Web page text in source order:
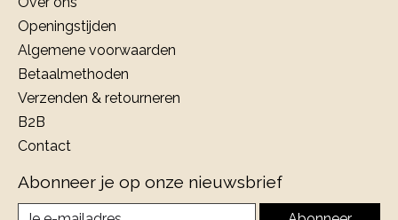
Openingstijden
Algemene voorwaarden
Betaalmethoden
Verzenden & retourneren
B2B
Contact
Abonneer je op onze nieuwsbrief